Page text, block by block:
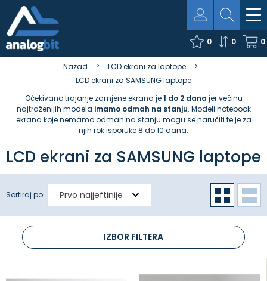
0
0
0
Nazad
LCD ekrani za laptope
LCD ekrani za SAMSUNG laptope
Očekivano trajanje zamjene ekrana je1 do 2 dana jer večinu
najtraženijih modela imamo odmah na stanju. Modeli notebook
ekrana koje nemamo odmah na stanju mogu se naručiti te je za
njih rok isporuke 8 do 10 dana.
LCD ekrani za SAMSUNG laptope
Sortiraj po:
IZBOR FILTERA